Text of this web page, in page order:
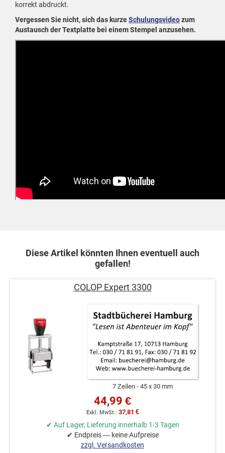
korrekt abdruckt.
Vergessen Sie nicht, sich das kurzeSchulungsvideozum
Austausch der Textplatte bei einem Stempel anzusehen.
Diese Artikel könnten Ihnen eventuell auch
gefallen!
COLOP Expert 3300
7 Zeilen 45 x 30 mm
44,99 €
37,81 €
✔ Auf Lager, Lieferung innerhalb 1-3 Tagen
✔ Endpreis — keine Aufpreise
zzgl. Versandkosten